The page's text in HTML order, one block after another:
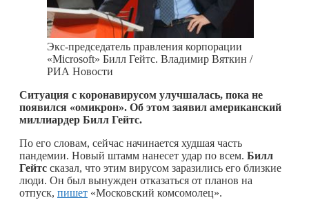
Экс-председатель правления корпорации
«Microsoft» Билл Гейтс. Владимир Вяткин /
РИА Новости
Ситуация с коронавирусом улучшалась, пока не
появился «омикрон». Об этом заявил американский
миллиардер Билл Гейтс.
По его словам, сейчас начинается худшая часть
пандемии. Новый штамм нанесет удар по всем. Билл
Гейтс сказал, что этим вирусом заразились его близкие
люди. Он был вынужден отказаться от планов на
отпуск, пишет «Московский комсомолец».